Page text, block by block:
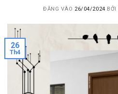
ĐĂNG VÀO 26/04/2024 BỞI
26
Th4